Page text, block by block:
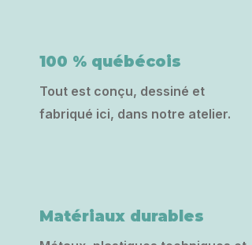
100 % québécois
Tout est conçu, dessiné et
fabriqué ici, dans notre atelier.
Matériaux durables